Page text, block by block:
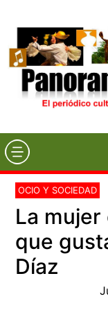
OCIO Y SOCIEDAD
La
que
Díaz